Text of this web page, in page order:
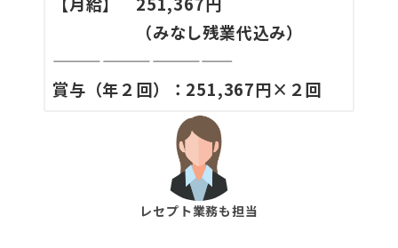
（みなし残業代込み）
———————————
賞与（年２回）：251,367円×２回
レセプト業務も担当